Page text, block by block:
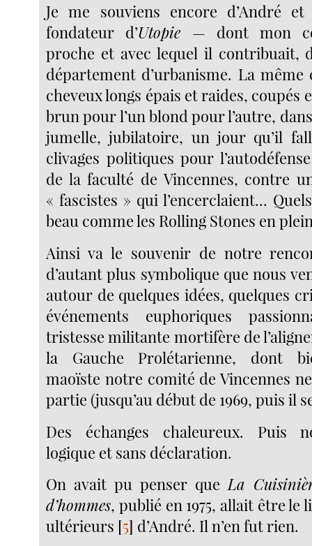
Je me souviens encore d’André
fondateur d’Utopie — dont mon
proche et avec lequel il contribuait,
département d’urbanisme. La
cheveux longs épais et raides, coupés
brun pour l’un blond pour l’autre,
jumelle, jubilatoire, un jour qu’il
clivages politiques pour
de la faculté de Vincennes, contre
« fascistes » qui l’encerclaient...
beau comme les Rolling Stones en
Ainsi va le souvenir de notre
d’autant plus symbolique que nous
autour de quelques idées, quelques
événements euphoriques
tristesse militante mortifère de
la Gauche Prolétarienne, dont
maoïste notre comité de Vincennes
partie (jusqu’au début de 1969, puis il
Des échanges chaleureux. Puis
logique et sans déclaration.
On avait pu penser queLa
d’hommes, publié en 1975, allait être le
ultérieurs [5] d’André. Il n’en fut rien.